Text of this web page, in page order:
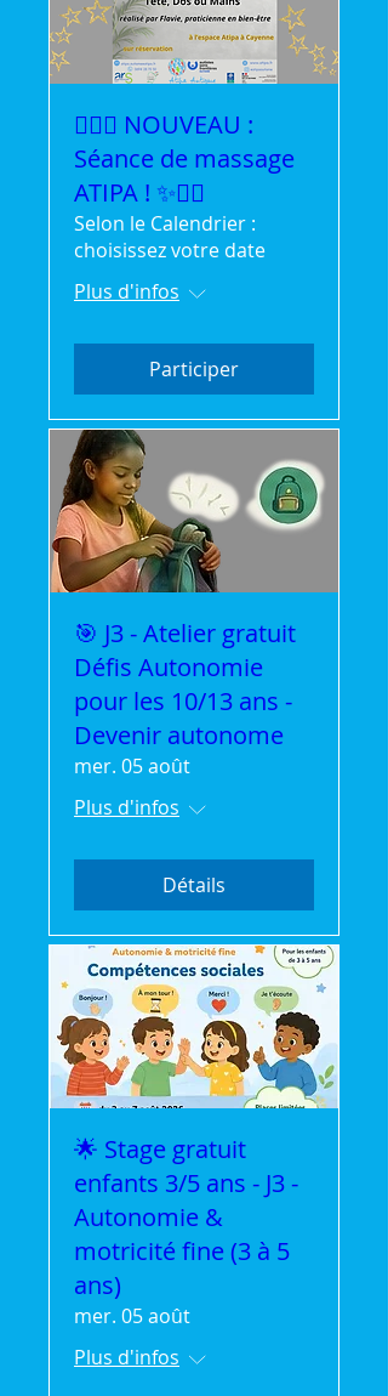
💆‍♀️✨ NOUVEAU :
Séance de massage
ATIPA ! ✨💆‍♂️
Selon le Calendrier :
choisissez votre date
Plus d'infos
Participer
🎯 J3 - Atelier gratuit
Défis Autonomie
pour les 10/13 ans -
Devenir autonome
mer. 05 août
Plus d'infos
Détails
🌟 Stage gratuit
enfants 3/5 ans - J3 -
Autonomie &
motricité fine (3 à 5
ans)
mer. 05 août
Plus d'infos